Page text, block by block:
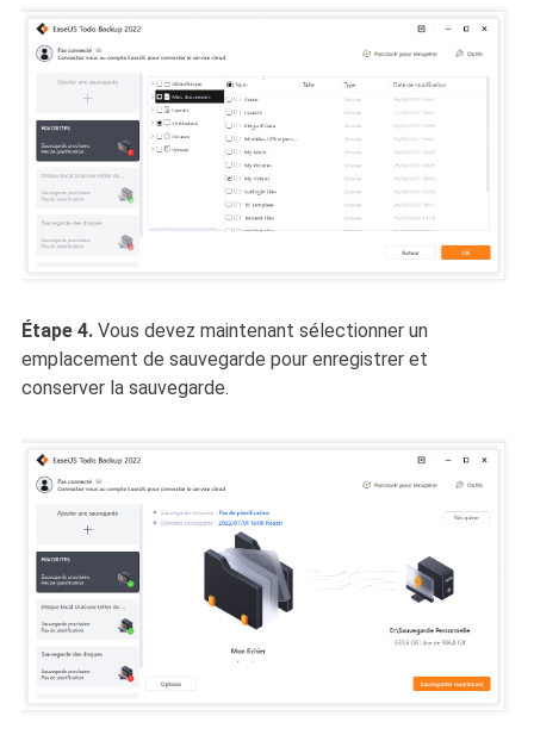
Étape 4. Vous devez maintenant sélectionner un
emplacement de sauvegarde pour enregistrer et
conserver la sauvegarde.